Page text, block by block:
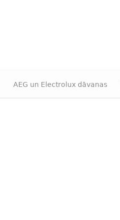
AEG un Electrolux dāvanas